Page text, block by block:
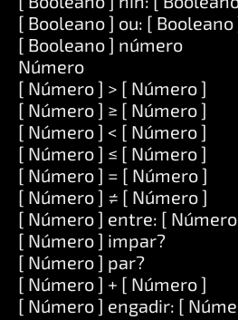
[ Booleano ] ou: [ Booleano
[ Booleano ] número
Número
[ Número ] > [ Número ]
[ Número ] ≥ [ Número ]
[ Número ] < [ Número ]
[ Número ] ≤ [ Número ]
[ Número ] = [ Número ]
[ Número ] ≠ [ Número ]
[ Número ] entre: [
[ Número ] impar?
[ Número ] par?
[ Número ] + [ Número ]
[ Número ] engadir: [